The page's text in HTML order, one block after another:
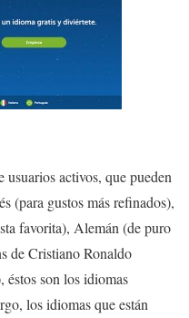
activos, que pueden
(para gustos más refinados),
favorita), Alemán (de puro
de Cristiano Ronaldo
éstos son los idiomas
los idiomas que están